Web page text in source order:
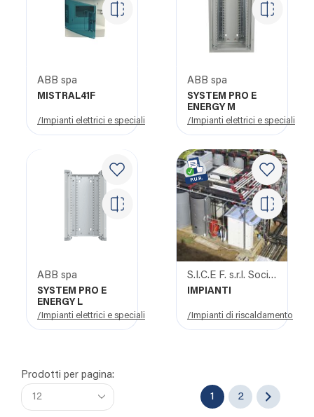
ABB spa
MISTRAL41F
/Impianti elettrici e speciali
ABB spa
SYSTEM PRO E
ENERGY M
/Impianti elettrici e speciali
ABB spa
SYSTEM PRO E
ENERGY L
/Impianti elettrici e speciali
S.I.C.E F. s.r.l. Società Italiana Costruzioni e forniture
IMPIANTI
/Impianti di riscaldamento
Prodotti per pagina:
1 2